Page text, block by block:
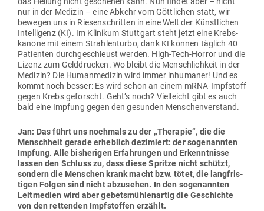
nur in der Medizin – eine Abkehr vom Gött­lichen statt, wir
bewegen uns in Rie­sen­schritten in eine Welt der Künst­lichen
Intel­ligenz (KI). Im Kli­nikum Stuttgart steht jetzt eine Krebs­
kanone mit einem Strah­len­turbo, dank KI können täglich 40
Pati­enten durch­ge­schleust werden. High-Tech-Horror und die
Lizenz zum Geld­drucken. Wo bleibt die Mensch­lichkeit in der
Medizin? Die Human­me­dizin wird immer inhu­maner! Und es
kommt noch besser: Es wird schon an einem mRNA-Impf­stoff
gegen Krebs geforscht. Geht’s noch? Viel­leicht gibt es auch
bald eine Impfung gegen den gesunden Menschenverstand.
Jan: Das führt uns nochmals zu der „The­rapie“, die die
Menschheit gerade erheblich dezi­miert: der soge­nannten
Impfung. Alle bis­he­rigen Erfah­rungen und Erkennt­nisse
lassen den Schluss zu, dass diese Spritze nicht schützt,
sondern die Men­schen krank macht bzw. tötet, die lang­fris­
tigen Folgen sind nicht abzu­sehen. In den soge­nannten
Leit­medien wird aber gebets­müh­len­artig die Geschichte
von den ret­tenden Impf­stoffen erzählt.